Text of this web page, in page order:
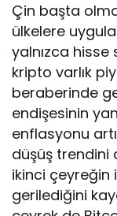
Çin başta
ülkelere
yalnızca hisse
kripto varlık
beraberinde
endişesinin
enflasyonu
düşüş trendini
ikinci çeyreğin
gerilediğini